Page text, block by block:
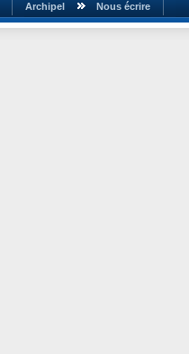
Archipel Nous écrire